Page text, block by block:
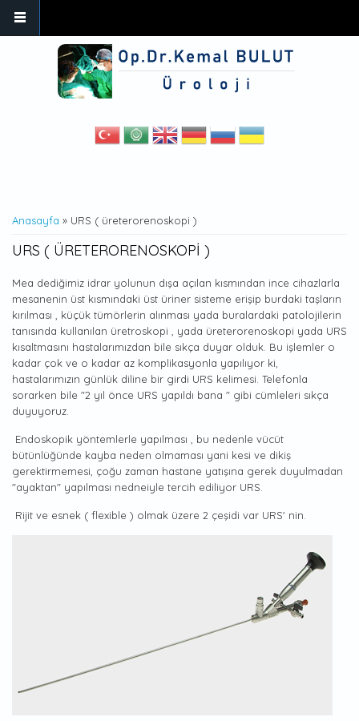
Ana içeriğe atla
BURADASINIZ
Anasayfa » URS ( üreterorenoskopi )
URS ( ÜRETERORENOSKOPI )
Mea dediğimiz idrar yolunun dışa açılan kısmından ince cihazlarla
mesanenin üst kısmındaki üst üriner sisteme erişip burdaki taşların
kırılması , küçük tümörlerin alınması yada buralardaki patolojilerin
tanısında kullanılan üretroskopi , yada üreterorenoskopi yada URS
kısaltmasını hastalarımızdan bile sıkça duyar olduk. Bu işlemler o
kadar çok ve o kadar az komplikasyonla yapılıyor ki,
hastalarımızın günlük diline bir girdi URS kelimesi. Telefonla
sorarken bile "2 yıl önce URS yapıldı bana " gibi cümleleri sıkça
duyuyoruz.
Endoskopik yöntemlerle yapılması , bu nedenle vücüt
bütünlüğünde kayba neden olmaması yani kesi ve dikiş
gerektirmemesi, çoğu zaman hastane yatışına gerek duyulmadan
"ayaktan" yapılması nedneiyle tercih ediliyor URS.
Rijit ve esnek ( flexible ) olmak üzere 2 çeşidi var URS' nin.